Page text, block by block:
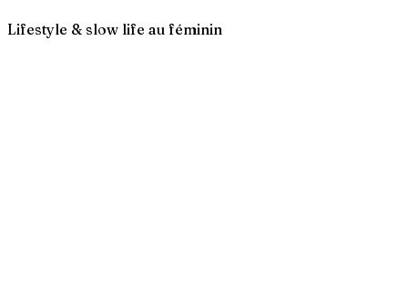
Lifestyle & slow life au féminin